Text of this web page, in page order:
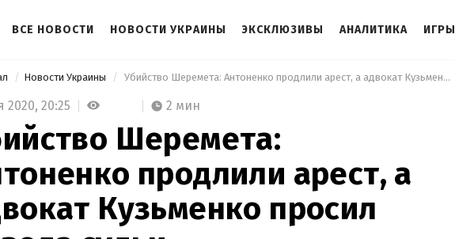
ВСЕ НОВОСТИ НОВОСТИ УКРАИНЫ ЭКСКЛЮЗИВЫ АНАЛИТИКА ИГРЫ
Новости Украины Убийство Шеремета: Антоненко продлили арест, а адвокат Кузьменко просил отвода судьи
2020, 20:25 2 мин
Шеремета:
продлили арест, а
Кузьменко просил